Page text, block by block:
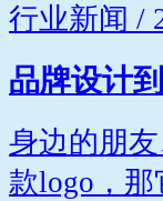
行业新闻 /
品牌设计
身边的朋
款logo，